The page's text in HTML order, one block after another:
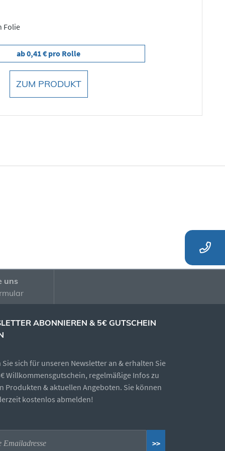
Folie
ab 0,41 € pro Rolle
ZUM PRODUKT
uns
ABONNIEREN & 5€ GUTSCHEIN
Sie sich für unseren Newsletter an & erhalten Sie
Willkommensgutschein, regelmäßige Infos zu
Produkten & aktuellen Angeboten. Sie können
kostenlos abmelden!
>>